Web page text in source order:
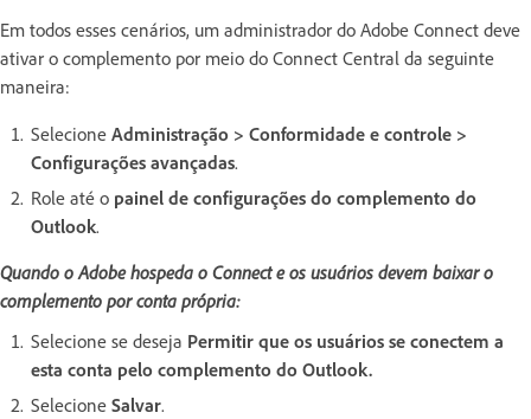
Em todos esses cenários, um administrador do Adobe Connect deve
ativar o complemento por meio do Connect Central da seguinte
maneira:
Selecione Administração > Conformidade e controle >
Configurações avançadas.
Role até o painel de configurações do complemento do
Outlook.
Quando o Adobe hospeda o Connect e os usuários devem baixar o
complemento por conta própria:
Selecione se deseja Permitir que os usuários se conectem a
esta conta pelo complemento do Outlook.
Selecione Salvar.